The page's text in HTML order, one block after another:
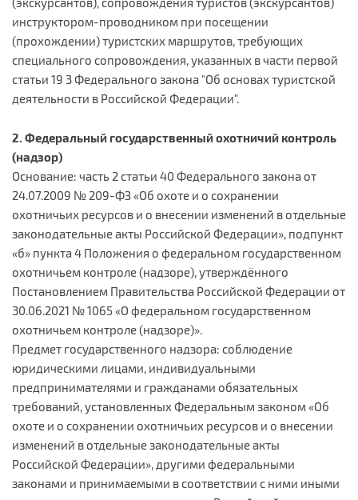
инструктором-проводником при посещении
(прохождении) туристских маршрутов, требующих
специального сопровождения, указанных в части первой
статьи 19 3 Федерального закона "Об основах туристской
деятельности в Российской Федерации".
2. Федеральный государственный охотничий контроль
(надзор)
Основание: часть 2 статьи 40 Федерального закона от
24.07.2009 № 209-ФЗ «Об охоте и о сохранении
охотничьих ресурсов и о внесении изменений в отдельные
законодательные акты Российской Федерации», подпункт
«б» пункта 4 Положения о федеральном государственном
охотничьем контроле (надзоре), утверждённого
Постановлением Правительства Российской Федерации от
30.06.2021 № 1065 «О федеральном государственном
охотничьем контроле (надзоре)».
Предмет государственного надзора: соблюдение
юридическими лицами, индивидуальными
предпринимателями и гражданами обязательных
требований, установленных Федеральным законом «Об
охоте и о сохранении охотничьих ресурсов и о внесении
изменений в отдельные законодательные акты
Российской Федерации», другими федеральными
законами и принимаемыми в соответствии с ними иными